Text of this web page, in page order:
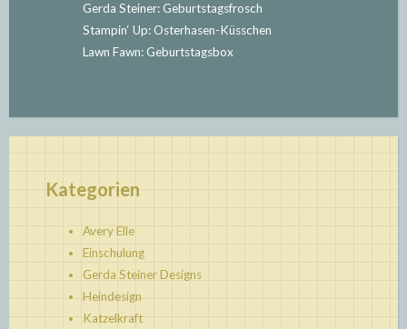
Gerda Steiner: Geburtstagsfrosch
Stampin‘ Up: Osterhasen-Küsschen
Lawn Fawn: Geburtstagsbox
Kategorien
Avery Elle
Einschulung
Gerda Steiner Designs
Heindesign
Katzelkraft